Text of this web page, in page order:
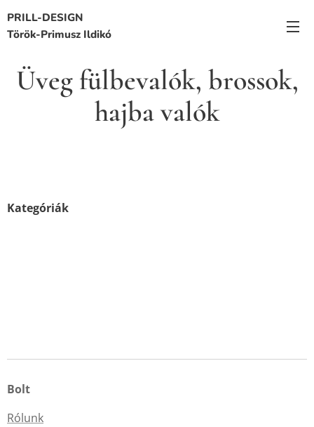
PRILL-DESIGN
Török-Primusz Ildikó
Üveg fülbevalók, brossok,
hajba valók
Kategóriák
Bolt
Rólunk